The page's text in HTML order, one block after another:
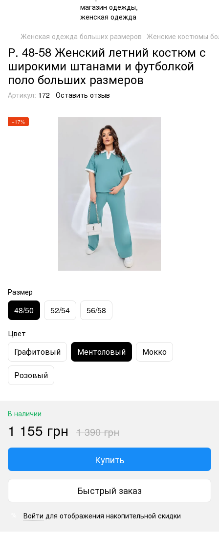
Женская одежда больших размеров Женские костюмы
Р. 48-58 Женский летний костюм с
широкими штанами и футболкой
поло больших размеров
Артикул: 172 Оставить отзыв
−17%
Размер
48/50 52/54 56/58
Цвет
Графитовый Ментоловый Мокко
Розовый
В наличии
1 155 грн 1 390 грн
Купить
Быстрый заказ
Войти для отображения накопительной скидки